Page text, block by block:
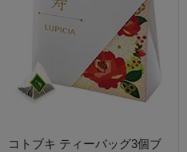
コトブキ ティーバッグ3個ブ